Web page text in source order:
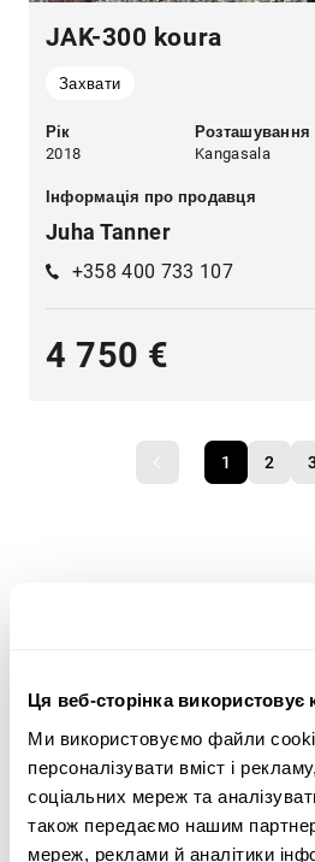
Ця веб-сторінка використовує
Ми використовуємо файли
персоналізувати вміст і
соціальних мереж та
також передаємо нашим
мереж, реклами й аналітики
JAK-300 koura
Захвати
Рік
2018
Розташування
Kangasala
Інформація про продавця
Juha Tanner
+358 400 733 107
4 750 €
1 2 3
Широкий асортимент важкої
будівництво,транспорт,
лісове господарствотаземляні
Скористайтеся критеріями
збоку сторінки, щоб знайти
обладнання, телескопічні